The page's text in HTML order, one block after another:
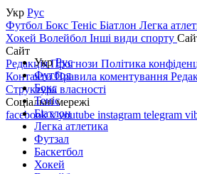
Укр Рус
Футбол Бокс Теніс Біатлон Легка
Хокей Волейбол Інші види спорту
Сайт
РедакціяПрогнози Політика
КонтактиПравила коментування
Структура власності
Соціальні мережі
facebookxyoutube instagram telegram
УкрРус
Футбол
Бокс
Теніс
Біатлон
Легка атлетика
Футзал
Баскетбол
Хокей